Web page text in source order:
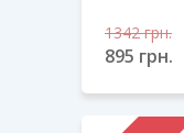
1342грн.
895 грн.